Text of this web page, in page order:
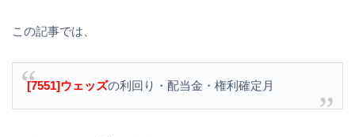
この記事では、
[7551]ウェッズの利回り・配当金・権利確定月